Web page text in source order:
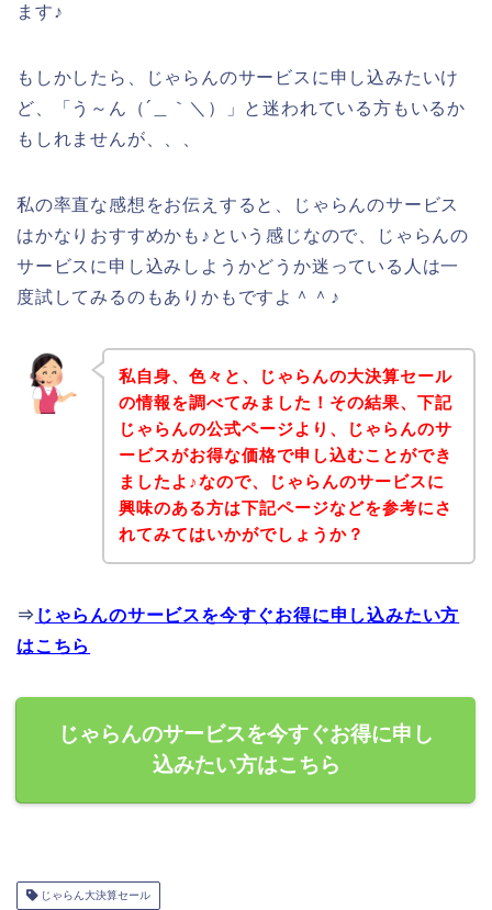
ます♪
もしかしたら、じゃらんのサービスに申し込みたいけ
ど、「う～ん（´＿｀＼）」と迷われている方もいるか
もしれませんが、、、
私の率直な感想をお伝えすると、じゃらんのサービス
はかなりおすすめかも♪という感じなので、じゃらんの
サービスに申し込みしようかどうか迷っている人は一
度試してみるのもありかもですよ＾＾♪
私自身、色々と、じゃらんの大決算セール
の情報を調べてみました！その結果、下記
じゃらんの公式ページより、じゃらんのサ
ービスがお得な価格で申し込むことができ
ましたよ♪なので、じゃらんのサービスに
興味のある方は下記ページなどを参考にさ
れてみてはいかがでしょうか？
⇒ じゃらんのサービスを今すぐお得に申し込みたい方
はこちら
じゃらんのサービスを今すぐお得に申し
込みたい方はこちら
じゃらん大決算セール